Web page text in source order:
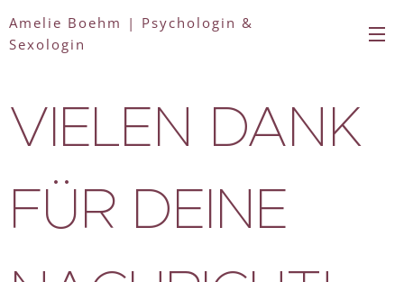
Amelie Boehm | Psychologin &
Sexologin
VIELEN DANK
FÜR DEINE